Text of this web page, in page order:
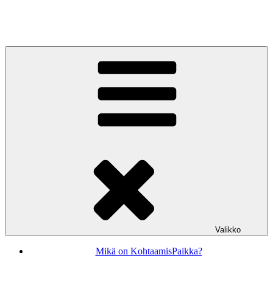
Valikko
Mikä on KohtaamisPaikka?